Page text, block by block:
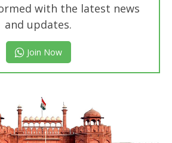
with the latest news
and updates.
Join Now